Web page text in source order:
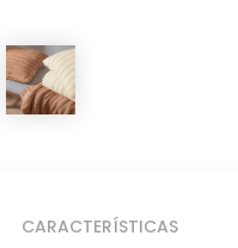
CARACTERÍSTICAS